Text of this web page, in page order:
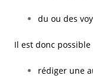
du ou des
Il est donc possible
rédiger une